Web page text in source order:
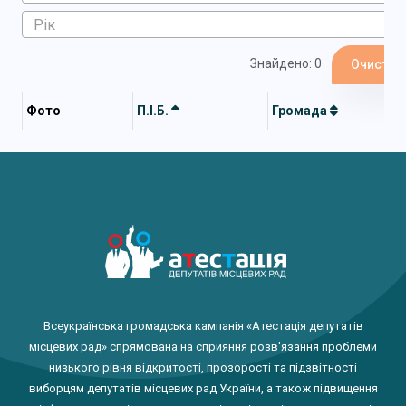
Знайдено: 0
Фото П.І.Б. Громада
Всеукраїнська громадська кампанія «Атестація депутатів
місцевих рад» спрямована на сприяння розв'язання проблеми
низького рівня відкритості, прозорості та підзвітності
виборцям депутатів місцевих рад України, а також підвищення